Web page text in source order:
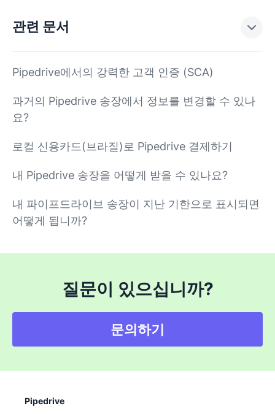
관련 문서
Pipedrive에서의 강력한 고객 인증 (SCA)
과거의 Pipedrive 송장에서 정보를 변경할 수 있나
요?
로컬 신용카드(브라질)로 Pipedrive 결제하기
내 Pipedrive 송장을 어떻게 받을 수 있나요?
내 파이프드라이브 송장이 지난 기한으로 표시되면
어떻게 됩니까?
질문이 있으십니까?
문의하기
Pipedrive